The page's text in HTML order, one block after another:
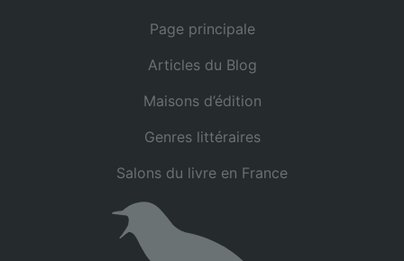
Page principale
Articles du Blog
Maisons d’édition
Genres littéraires
Salons du livre en France